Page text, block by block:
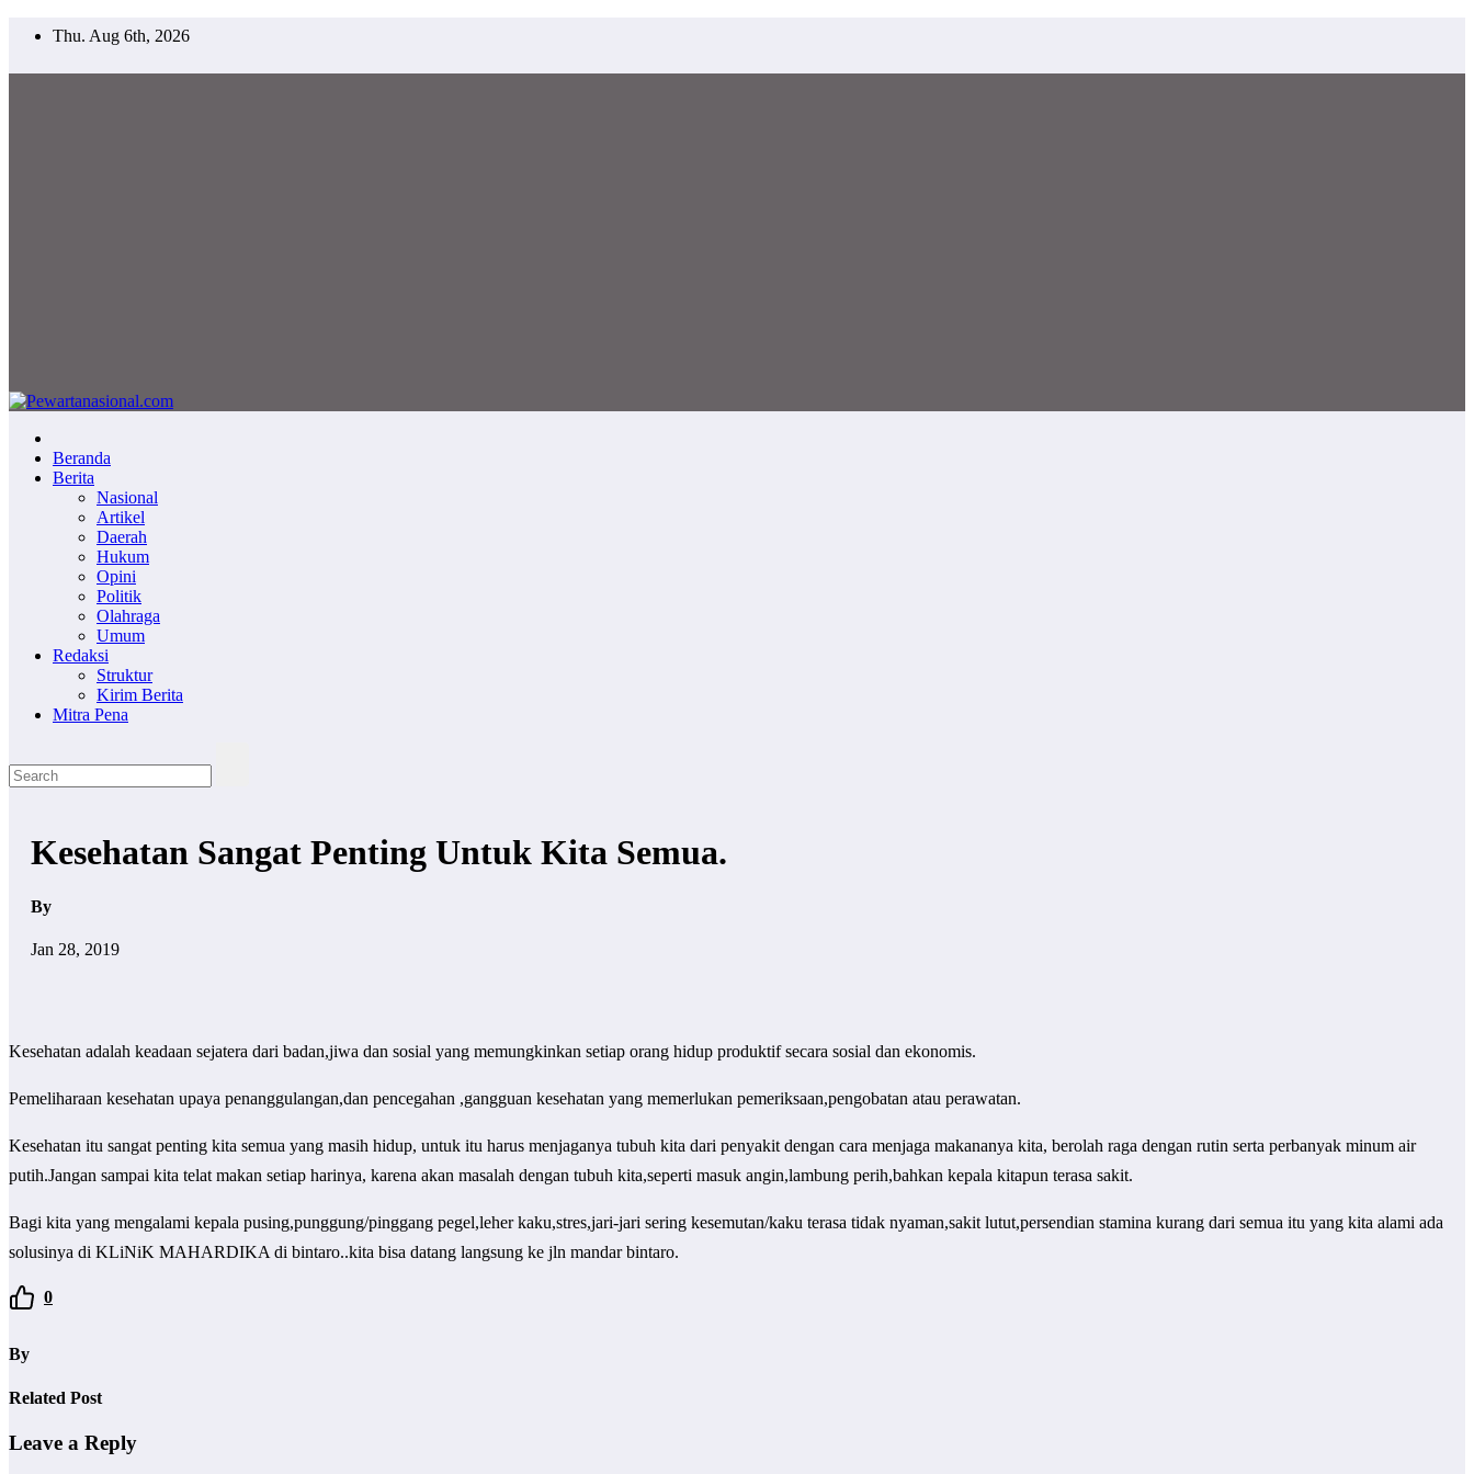
Thu. Aug 6th, 2026
Pewartanasional.com
Netizen Journalisme
Beranda
Berita
Nasional
Artikel
Daerah
Hukum
Opini
Politik
Olahraga
Umum
Redaksi
Struktur
Kirim Berita
Mitra Pena
Kesehatan Sangat Penting Untuk Kita Semua.
By
Jan 28, 2019
Kesehatan adalah keadaan sejatera dari badan,jiwa dan sosial yang memungkinkan setiap orang hidup produktif secara sosial dan ekonomis.
Pemeliharaan kesehatan upaya penanggulangan,dan pencegahan ,gangguan kesehatan yang memerlukan pemeriksaan,pengobatan atau perawatan.
Kesehatan itu sangat penting kita semua yang masih hidup, untuk itu harus menjaganya tubuh kita dari penyakit dengan cara menjaga makananya kita, berolah raga dengan rutin serta perbanyak minum air
putih.Jangan sampai kita telat makan setiap harinya, karena akan masalah dengan tubuh kita,seperti masuk angin,lambung perih,bahkan kepala kitapun terasa sakit.
Bagi kita yang mengalami kepala pusing,punggung/pinggang pegel,leher kaku,stres,jari-jari sering kesemutan/kaku terasa tidak nyaman,sakit lutut,persendian stamina kurang dari semua itu yang kita alami ada
solusinya di KLiNiK MAHARDIKA di bintaro..kita bisa datang langsung ke jln mandar bintaro.
0
By
Related Post
Leave a Reply